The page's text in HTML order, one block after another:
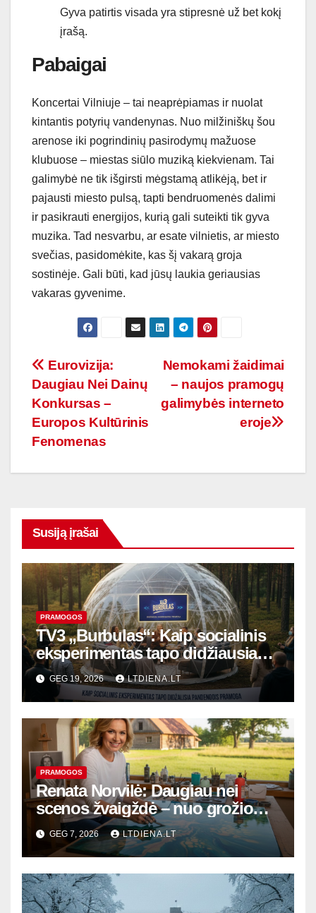
Gyva patirtis visada yra stipresnė už bet kokį
įrašą.
Pabaigai
Koncertai Vilniuje – tai neaprėpiamas ir nuolat
kintantis potyrių vandenynas. Nuo milžiniškų šou
arenose iki pogrindinių pasirodymų mažuose
klubuose – miestas siūlo muziką kiekvienam. Tai
galimybė ne tik išgirsti mėgstamą atlikėją, bet ir
pajausti miesto pulsą, tapti bendruomenės dalimi
ir pasikrauti energijos, kurią gali suteikti tik gyva
muzika. Tad nesvarbu, ar esate vilnietis, ar miesto
svečias, pasidomėkite, kas šį vakarą groja
sostinėje. Gali būti, kad jūsų laukia geriausias
vakaras gyvenime.
Navigacija
tarp
įrašų
Nemokami žaidimai
– naujos pramogų
galimybės interneto
eroje
Eurovizija:
Daugiau Nei Dainų
Konkursas –
Europos Kultūrinis
Fenomenas
Susiją įrašai
PRAMOGOS
TV3 „Burbulas“: Kaip socialinis
eksperimentas tapo didžiausia
pandemijos pramoga
GEG 19, 2026 LTDIENA.LT
PRAMOGOS
Renata Norvilė: Daugiau nei
scenos žvaigždė – nuo grožio
karalienės titulo iki epoksidinio
meno ir sodybos ramybės
GEG 7, 2026 LTDIENA.LT